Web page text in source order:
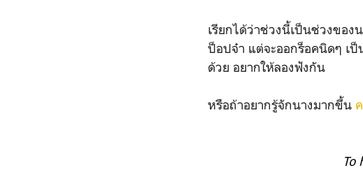
เรียกได้ว่าช่วงนี้เป็นช่วงของ
ป็อปจ๋า แต่จะออกร็อคนิดๆ เ
ด้วย อยากให้ลองฟังกัน
หรือถ้าอยากรู้จักนางมากขึ้น
To